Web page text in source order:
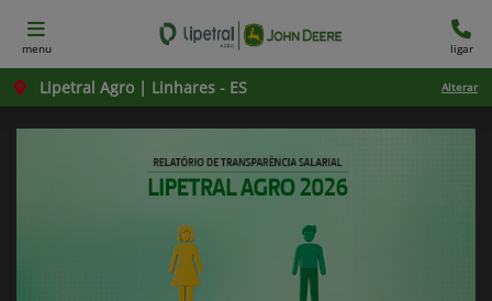
menu ligar
Lipetral Agro | Linhares - ES Alterar